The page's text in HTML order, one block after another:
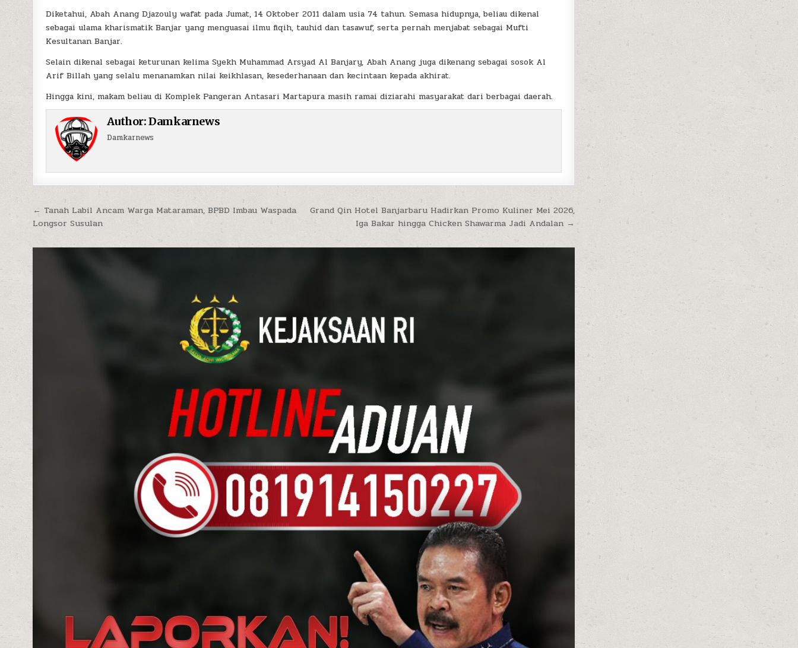
Diketahui, Abah Anang Djazouly wafat pada Jumat, 14 Oktober 2011 dalam usia 74 tahun. Semasa hidupnya, beliau dikenal
sebagai ulama kharismatik Banjar yang menguasai ilmu fiqih, tauhid dan tasawuf, serta pernah menjabat sebagai Mufti
Kesultanan Banjar.
Selain dikenal sebagai keturunan kelima Syekh Muhammad Arsyad Al Banjary, Abah Anang juga dikenang sebagai sosok Al
Arif Billah yang selalu menanamkan nilai keikhlasan, kesederhanaan dan kecintaan kepada akhirat.
Hingga kini, makam beliau di Komplek Pangeran Antasari Martapura masih ramai diziarahi masyarakat dari berbagai daerah.
Author:Damkarnews
Damkarnews
Navigasi pos
Grand Qin Hotel Banjarbaru Hadirkan Promo Kuliner Mei 2026,
Iga Bakar hingga Chicken Shawarma Jadi Andalan →
← Tanah Labil Ancam Warga Mataraman, BPBD Imbau Waspada
Longsor Susulan